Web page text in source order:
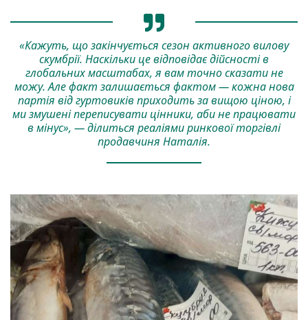
«Кажуть, що закінчується сезон активного вилову
скумбрії. Наскільки це відповідає дійсності в
глобальних масштабах, я вам точно сказати не
можу. Але факт залишається фактом — кожна нова
партія від гуртовиків приходить за вищою ціною, і
ми змушені переписувати цінники, аби не працювати
в мінус», — ділиться реаліями ринкової торгівлі
продавчиня Наталія.